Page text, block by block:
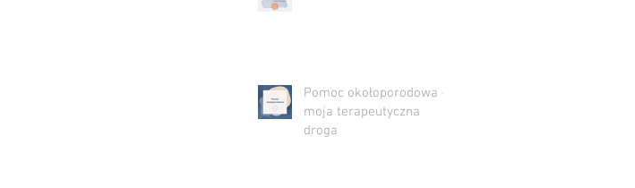
Pomoc okołoporodowa -
moja terapeutyczna
droga